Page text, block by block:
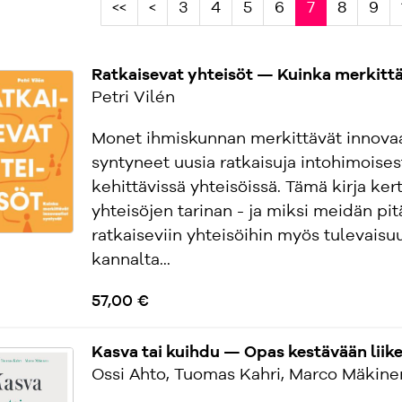
<< < 3 4 5 6 7 8 9
Ratkaisevat yhteisöt — Kuinka
Petri Vilén
Monet ihmiskunnan merkittävät
syntyneet uusia ratkaisuja
kehittävissä yhteisöissä. Tämä kirja
yhteisöjen tarinan - ja miksi meidän
ratkaiseviin yhteisöihin myös
kannalta...
57,00 €
Kasva tai kuihdu — Opas kestävään
Ossi Ahto, Tuomas Kahri, Marco